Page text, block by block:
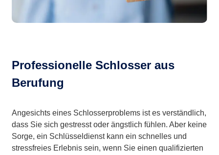
Professionelle Schlosser aus
Berufung
Angesichts eines Schlosserproblems ist es verständlich,
dass Sie sich gestresst oder ängstlich fühlen. Aber keine
Sorge, ein Schlüsseldienst kann ein schnelles und
stressfreies Erlebnis sein, wenn Sie einen qualifizierten